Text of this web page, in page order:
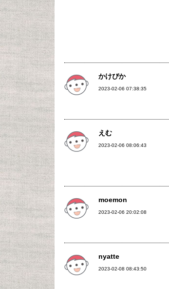
かけぴか
2023-02-06 07:38:35
えむ
2023-02-06 08:06:43
moemon
2023-02-06 20:02:08
nyatte
2023-02-08 08:43:50